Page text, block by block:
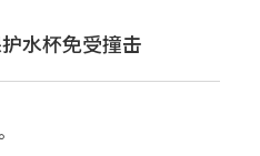
水杯免受撞击